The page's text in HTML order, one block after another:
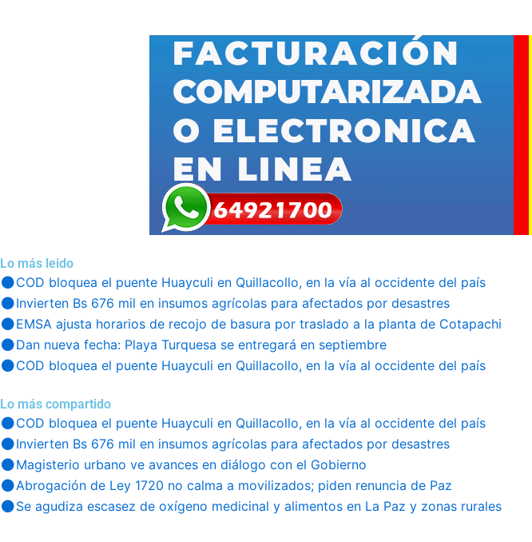
Lo más leido
COD bloquea el puente Huayculi en Quillacollo, en la vía al occidente del país
Invierten Bs 676 mil en insumos agrícolas para afectados por desastres
EMSA ajusta horarios de recojo de basura por traslado a la planta de Cotapachi
Dan nueva fecha: Playa Turquesa se entregará en septiembre
COD bloquea el puente Huayculi en Quillacollo, en la vía al occidente del país
Lo más compartido
COD bloquea el puente Huayculi en Quillacollo, en la vía al occidente del país
Invierten Bs 676 mil en insumos agrícolas para afectados por desastres
Magisterio urbano ve avances en diálogo con el Gobierno
Abrogación de Ley 1720 no calma a movilizados; piden renuncia de Paz
Se agudiza escasez de oxígeno medicinal y alimentos en La Paz y zonas rurales